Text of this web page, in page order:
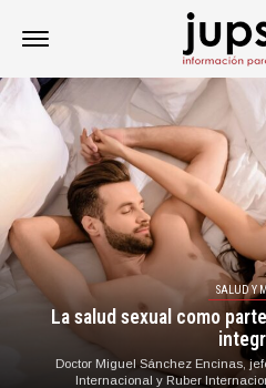
SALUD Y
La salud sexual como
Doctor Miguel Sánchez Encinas,
Internacional y Ruber